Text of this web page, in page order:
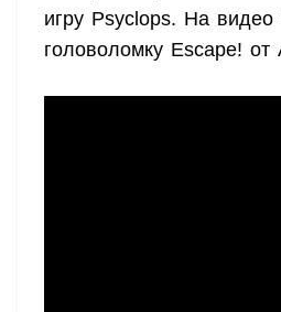
игру Psyclops. На
головоломку Escape! от